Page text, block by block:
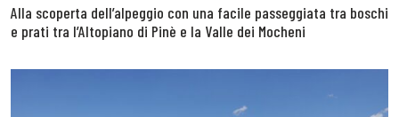
Alla scoperta dell’alpeggio con una facile passeggiata tra boschi
e prati tra l’Altopiano di Pinè e la Valle dei Mocheni